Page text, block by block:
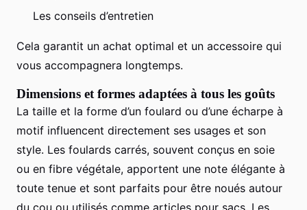
Les conseils d’entretien
Cela garantit un achat optimal et un accessoire qui
vous accompagnera longtemps.
Dimensions et formes adaptées à tous les goûts
La taille et la forme d’un foulard ou d’une écharpe à
motif influencent directement ses usages et son
style. Les foulards carrés, souvent conçus en soie
ou en fibre végétale, apportent une note élégante à
toute tenue et sont parfaits pour être noués autour